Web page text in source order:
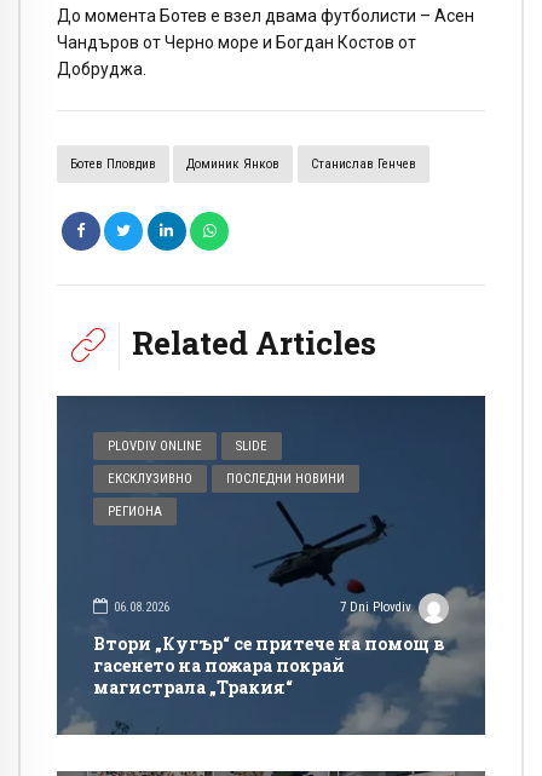
До момента Ботев е взел двама футболисти – Асен
Чандъров от Черно море и Богдан Костов от
Добруджа.
Ботев Пловдив Доминик Янков Станислав Генчев
Related Articles
PLOVDIV ONLINE SLIDE
ЕКСКЛУЗИВНО ПОСЛЕДНИ НОВИНИ
РЕГИОНА
06.08.2026 7 Dni Plovdiv
Втори „Кугър“ се притече на помощ в
гасенето на пожара покрай
магистрала „Тракия“